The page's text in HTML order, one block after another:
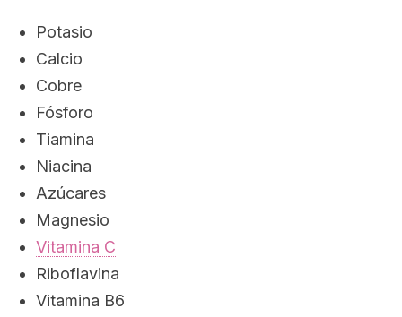
Potasio
Calcio
Cobre
Fósforo
Tiamina
Niacina
Azúcares
Magnesio
Vitamina C
Riboflavina
Vitamina B6